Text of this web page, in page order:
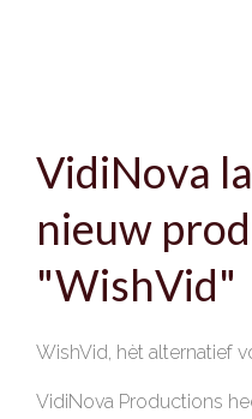
VidiNova
nieuw
"WishVid"
WishVid, hèt alternatief
VidiNova Productions